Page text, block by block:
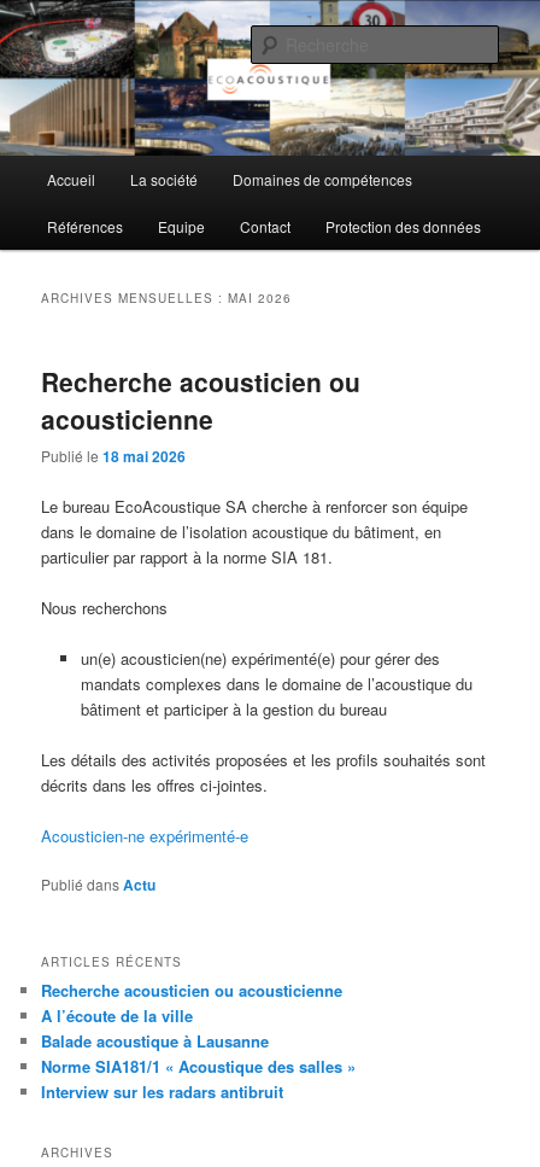
Aller
au
contenu
principal
Aller
au
contenu
secondaireEcoAcoustique SA
principal
Accueil La société Domaines de compétences
Références Equipe Contact Protection des données
ARCHIVES MENSUELLES :MAI 2026
Recherche acousticien ou
acousticienne
Publié le18 mai 2026
Le bureau EcoAcoustique SA cherche à renforcer son équipe
dans le domaine de l’isolation acoustique du bâtiment, en
particulier par rapport à la norme SIA 181.
Nous recherchons
un(e) acousticien(ne) expérimenté(e) pour gérer des
mandats complexes dans le domaine de l’acoustique du
bâtiment et participer à la gestion du bureau
Les détails des activités proposées et les profils souhaités sont
décrits dans les offres ci-jointes.
Acousticien-ne expérimenté-e
Publié dansActu
ARTICLES RÉCENTS
Recherche acousticien ou acousticienne
A l’écoute de la ville
Balade acoustique à Lausanne
Norme SIA181/1 « Acoustique des salles »
Interview sur les radars antibruit
ARCHIVES